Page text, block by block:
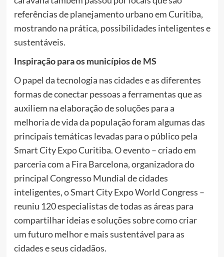
referências de planejamento urbano em Curitiba,
mostrando na prática, possibilidades inteligentes e
sustentáveis.
Inspiração para os municípios de MS
O papel da tecnologia nas cidades e as diferentes
formas de conectar pessoas a ferramentas que as
auxiliem na elaboração de soluções para a
melhoria de vida da população foram algumas das
principais temáticas levadas para o público pela
Smart City Expo Curitiba. O evento – criado em
parceria com a Fira Barcelona, organizadora do
principal Congresso Mundial de cidades
inteligentes, o Smart City Expo World Congress –
reuniu 120 especialistas de todas as áreas para
compartilhar ideias e soluções sobre como criar
um futuro melhor e mais sustentável para as
cidades e seus cidadãos.